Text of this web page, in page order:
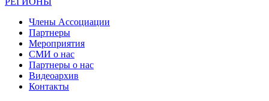
Члены Ассоциации
Партнеры
Мероприятия
СМИ о нас
Партнеры о нас
Видеоархив
Контакты